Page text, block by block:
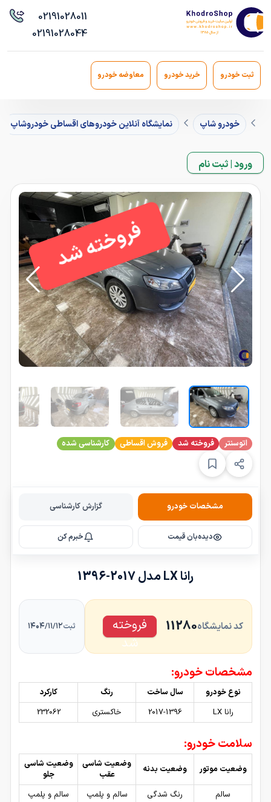
02191028011
02191028044
ثبت خودرو خرید خودرو معاوضه خودرو
خودرو شاپ نمایشگاه آنلاین خودروهای اقساطی خودروشاپ
ورود | ثبت نام
فروخته شد
اتوسنتر فروخته شد فروش اقساطی کارشناسی شده
مشخصات خودرو گزارش کارشناسی
دیده‌بان قیمت خبرم کن
رانا LX مدل 2017-1396
کد نمایشگاه11280
فروخته
شد
ثبت۱۴۰۴/۱۱/۱۲
مشخصات خودرو:
نوع خودرو سال ساخت رنگ
کارکرد
رانا LX
2017-1396 خاکستری 232062
سلامت خودرو:
وضعیت موتور وضعیت بدنه
وضعیت شاسی
عقب
وضعیت شاسی
جلو
سالم
رنگ شدگی سالم و پلمپ سالم و پلمپ